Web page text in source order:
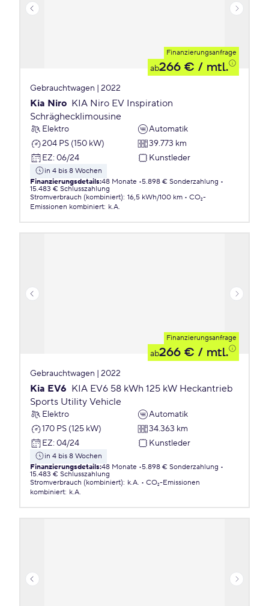
Finanzierungsanfrage
ab266 € / mtl.
Gebrauchtwagen | 2022
Kia Niro KIA Niro EV Inspiration
Schräghecklimousine
Elektro
Automatik
204 PS (150 kW)
39.773 km
EZ: 06/24 Kunstleder
in 4 bis 8 Wochen
Finanzierungsdetails:48 Monate 5.898 € Sonderzahlung
15.483 € Schlusszahlung
Stromverbrauch (kombiniert): 16,5 kWh/100 km
CO₂-
Emissionen kombiniert: k.A.
Finanzierungsanfrage
ab266 € / mtl.
Gebrauchtwagen | 2022
Kia EV6 KIA EV6 58 kWh 125 kW Heckantrieb
Sports Utility Vehicle
Elektro
Automatik
170 PS (125 kW)
34.363 km
EZ: 04/24 Kunstleder
in 4 bis 8 Wochen
Finanzierungsdetails:48 Monate 5.898 € Sonderzahlung
15.483 € Schlusszahlung
Stromverbrauch (kombiniert): k.A.
CO₂-Emissionen
kombiniert: k.A.